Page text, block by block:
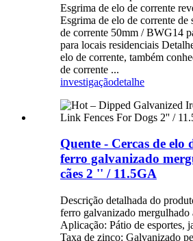
Esgrima de elo de corrente
Esgrima de elo de corrente de
de corrente 50mm / BWG14
para locais residenciais
elo de corrente, também
de corrente ...
investigaçãodetalhe
Quente - Cercas de elo
ferro galvanizado
cães 2 '' / 11.5GA
Descrição detalhada do
ferro galvanizado mergulhado
Aplicação: Pátio de esportes,
Taxa de zinco: Galvanizado